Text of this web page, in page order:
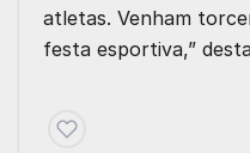
atletas. Venham
festa esportiva,”